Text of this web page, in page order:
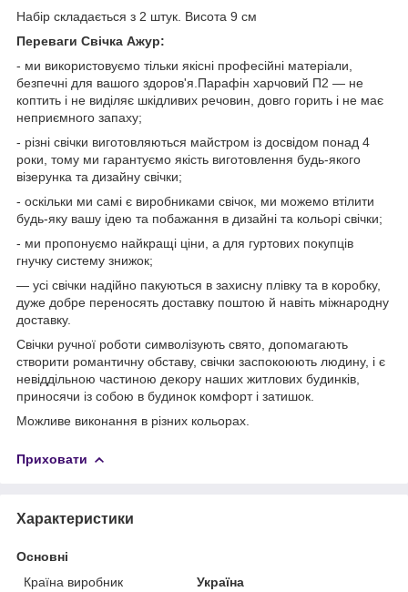
Набір складається з 2 штук. Висота 9 см
Переваги Свічка Ажур:
- ми використовуємо тільки якісні професійні матеріали,
безпечні для вашого здоров'я.Парафін харчовий П2 — не
коптить і не виділяє шкідливих речовин, довго горить і не має
неприємного запаху;
- різні свічки виготовляються майстром із досвідом понад 4
роки, тому ми гарантуємо якість виготовлення будь-якого
візерунка та дизайну свічки;
- оскільки ми самі є виробниками свічок, ми можемо втілити
будь-яку вашу ідею та побажання в дизайні та кольорі свічки;
- ми пропонуємо найкращі ціни, а для гуртових покупців
гнучку систему знижок;
— усі свічки надійно пакуються в захисну плівку та в коробку,
дуже добре переносять доставку поштою й навіть міжнародну
доставку.
Свічки ручної роботи символізують свято, допомагають
створити романтичну обставу, свічки заспокоюють людину, і є
невіддільною частиною декору наших житлових будинків,
приносячи із собою в будинок комфорт і затишок.
Можливе виконання в різних кольорах.
Приховати
Характеристики
Основні
Країна виробник
Україна